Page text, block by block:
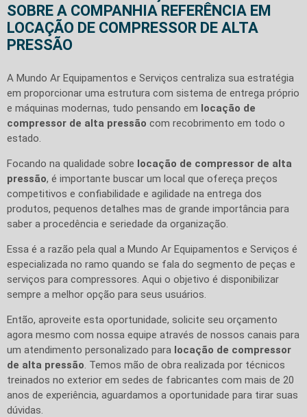
SOBRE A COMPANHIA REFERÊNCIA EM
LOCAÇÃO DE COMPRESSOR DE ALTA
PRESSÃO
A Mundo Ar Equipamentos e Serviços centraliza sua estratégia
em proporcionar uma estrutura com sistema de entrega próprio
e máquinas modernas, tudo pensando em locação de
compressor de alta pressão com recobrimento em todo o
estado.
Focando na qualidade sobre locação de compressor de alta
pressão, é importante buscar um local que ofereça preços
competitivos e confiabilidade e agilidade na entrega dos
produtos, pequenos detalhes mas de grande importância para
saber a procedência e seriedade da organização.
Essa é a razão pela qual a Mundo Ar Equipamentos e Serviços é
especializada no ramo quando se fala do segmento de peças e
serviços para compressores. Aqui o objetivo é disponibilizar
sempre a melhor opção para seus usuários.
Então, aproveite esta oportunidade, solicite seu orçamento
agora mesmo com nossa equipe através de nossos canais para
um atendimento personalizado para locação de compressor
de alta pressão. Temos mão de obra realizada por técnicos
treinados no exterior em sedes de fabricantes com mais de 20
anos de experiência, aguardamos a oportunidade para tirar suas
dúvidas.